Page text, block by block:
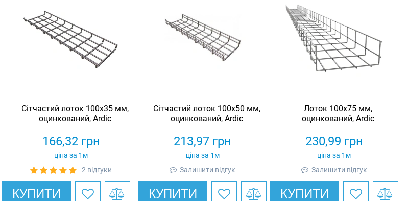
Сітчастий лоток 100х35 мм,
оцинкований, Ardic
166,32грн
ціна за 1м
2 відгуки
КУПИТИ
Сітчастий лоток 100х50 мм,
оцинкований, Ardic
213,97 грн
ціна за 1м
Залишити відгук
КУПИТИ
Лоток 100х75 мм,
оцинкований, Ardic
230,99 грн
ціна за 1м
Залишити відгук
КУПИТИ